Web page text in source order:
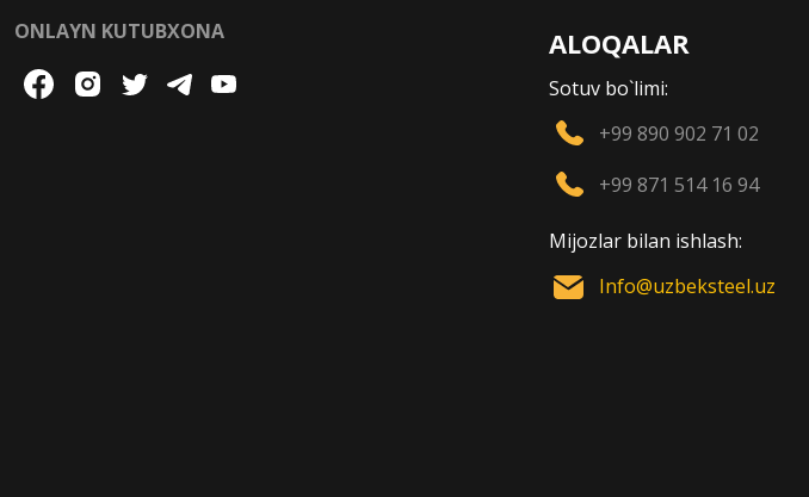
ONLAYN KUTUBXONA
ALOQALAR
Sotuv bo`limi:
+99 890 902 71 02
+99 871 514 16 94
Mijozlar bilan ishlash:
Info@uzbeksteel.uz